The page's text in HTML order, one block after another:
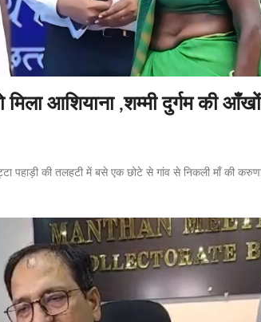
मिला आशियाना ,शम्मी दुर्गम की
पहाड़ी की तलहटी में बसे एक छोटे से गांव से निकली माँ की